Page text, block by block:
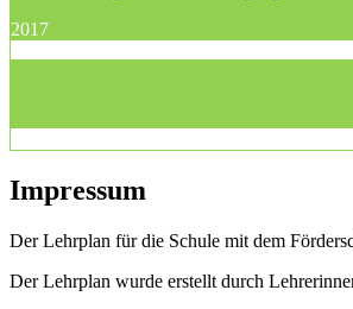
2017
Impressum
Der Lehrplan für die Schule mit dem
Der Lehrplan wurde erstellt durch